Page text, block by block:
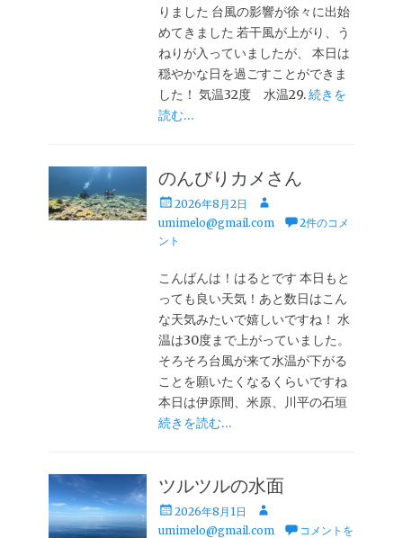
りました 台風の影響が徐々に出始
めてきました 若干風が上がり、う
ねりが入っていましたが、 本日は
穏やかな日を過ごすことができま
した！ 気温32度 水温29.続きを
読む…
のんびりカメさん
投
稿
日
2026年8月2日
投
稿
umimelo@gmail.com
2件のコメ
ント
こんばんは！はるとです 本日もと
っても良い天気！あと数日はこん
な天気みたいで嬉しいですね！ 水
温は30度まで上がっていました。
そろそろ台風が来て水温が下がる
ことを願いたくなるくらいですね
本日は伊原間、米原、川平の石垣
続きを読む…
ツルツルの水面
投
稿
2026年8月1日
投
稿
umimelo@gmail.com
コメントを